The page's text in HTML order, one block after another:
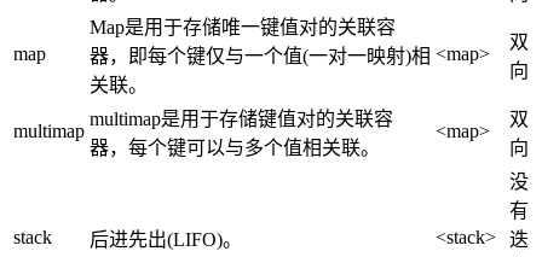
map
Map是用于存储唯一键值对的关联容
器，即每个键仅与一个值(一对一映射)相
关联。
<map>
双
向
multimap
multimap是用于存储键值对的关联容
器，每个键可以与多个值相关联。
<map>
双
向
stack 后进先出(LIFO)。 <stack>
没
有
迭